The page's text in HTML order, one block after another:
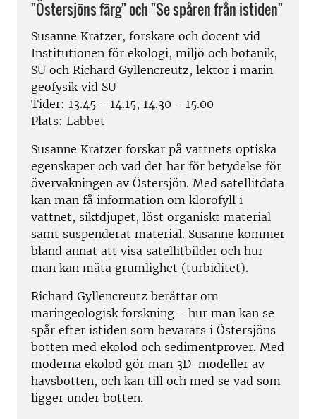
"Östersjöns färg" och "Se spåren från istiden"
Susanne Kratzer, forskare och docent vid
Institutionen för ekologi, miljö och botanik,
SU och Richard Gyllencreutz, lektor i marin
geofysik vid SU
Tider: 13.45 - 14.15, 14.30 - 15.00
Plats: Labbet
Susanne Kratzer forskar på vattnets optiska
egenskaper och vad det har för betydelse för
övervakningen av Östersjön. Med satellitdata
kan man få information om klorofyll i
vattnet, siktdjupet, löst organiskt material
samt suspenderat material. Susanne kommer
bland annat att visa satellitbilder och hur
man kan mäta grumlighet (turbiditet).
Richard Gyllencreutz berättar om
maringeologisk forskning - hur man kan se
spår efter istiden som bevarats i Östersjöns
botten med ekolod och sedimentprover. Med
moderna ekolod gör man 3D-modeller av
havsbotten, och kan till och med se vad som
ligger under botten.